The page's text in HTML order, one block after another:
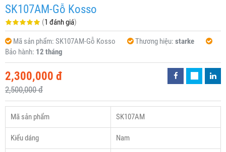
SK107AM-Gỗ Kosso
(1 đánh giá)
Mã sản phẩm: SK107AM-Gỗ Kosso Thương hiệu: starke
Bảo hành: 12 tháng
2,300,000 đ
2,500,000 đ
Mã sản phẩm SK107AM
Kiểu dáng Nam